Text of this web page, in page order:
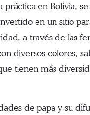
en Bolivia,
en un sitio
a través de las
diversos colores,
tienen más
de papa y su